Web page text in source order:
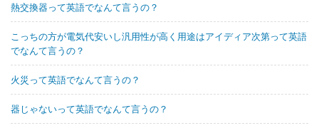
熱交換器って英語でなんて言うの？
こっちの方が電気代安いし汎用性が高く用途はアイディア次第って英語
でなんて言うの？
火災って英語でなんて言うの？
器じゃないって英語でなんて言うの？